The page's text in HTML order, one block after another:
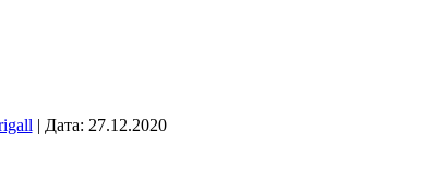
| Дата: 27.12.2020